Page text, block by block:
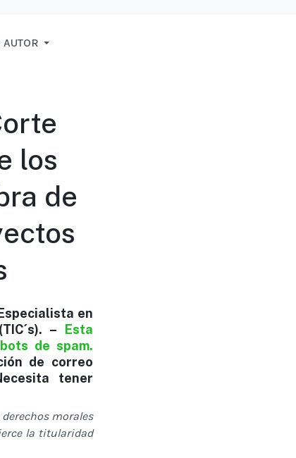
los
de
en
–
Esta
de spam.
de correo
tener
morales
la titularidad